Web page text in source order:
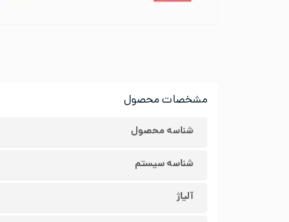
مشخصات محصول
شناسه محصول
شناسه سیستم
آلیاژ